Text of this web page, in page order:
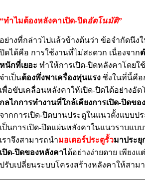
“ทำไมต้องหลังคาเปิด-ปิดอัตโนมัติ”
อย่างที่กล่าวไปแล้วข้างต้นว่า ข้อจำกัดนึง
ปิดได้คือ การใช้งานที่ไม่สะดวก เนื่องจาก
หนักที่เยอะ ทำให้การเปิด-ปิดหลังคาโดยใ
จำเป็นต้องพึ่งพาเครื่องทุ่นแรงซึ่งในที่นี้คือ
เพื่อขับเคลื่อนหลังคาให้เปิด-ปิดได้อย่างอัต
กลไกการทำงานที่ใกล้เคียงการเปิด-ปิดขอ
จากการเปิด-ปิดบานประตูในแนวตั้งแบบป
เป็นการเปิด-ปิดแผ่นหลังคาในแนวราบแบ
เราจึงสามารถนำมอเตอร์ประตูรั้วมาประยุ
เปิด-ปิดของหลังคาได้อย่างง่ายดาย เพียง
ปรับเปลี่ยนระบบโครงสร้างหลังคาให้สาม